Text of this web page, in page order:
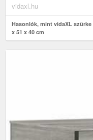
vidaxl.hu
Hasonlók, mint vidaXL
x 51 x 40 cm